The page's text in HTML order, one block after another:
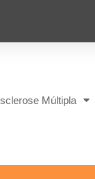
Múltipla